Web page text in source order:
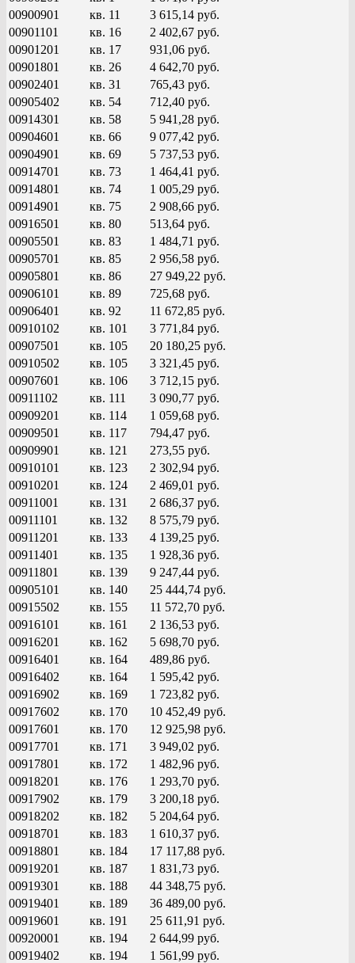
00900901
кв. 11
3 615,14 руб.
00901101
кв. 16
2 402,67 руб.
00901201
кв. 17
931,06 руб.
00901801
кв. 26
4 642,70 руб.
00902401
кв. 31
765,43 руб.
00905402
кв. 54
712,40 руб.
00914301
кв. 58
5 941,28 руб.
00904601
кв. 66
9 077,42 руб.
00904901
кв. 69
5 737,53 руб.
00914701
кв. 73
1 464,41 руб.
00914801
кв. 74
1 005,29 руб.
00914901
кв. 75
2 908,66 руб.
00916501
кв. 80
513,64 руб.
00905501
кв. 83
1 484,71 руб.
00905701
кв. 85
2 956,58 руб.
00905801
кв. 86
27 949,22 руб.
00906101
кв. 89
725,68 руб.
00906401
кв. 92
11 672,85 руб.
00910102
кв. 101
3 771,84 руб.
00907501
кв. 105
20 180,25 руб.
00910502
кв. 105
3 321,45 руб.
00907601
кв. 106
3 712,15 руб.
00911102
кв. 111
3 090,77 руб.
00909201
кв. 114
1 059,68 руб.
00909501
кв. 117
794,47 руб.
00909901
кв. 121
273,55 руб.
00910101
кв. 123
2 302,94 руб.
00910201
кв. 124
2 469,01 руб.
00911001
кв. 131
2 686,37 руб.
00911101
кв. 132
8 575,79 руб.
00911201
кв. 133
4 139,25 руб.
00911401
кв. 135
1 928,36 руб.
00911801
кв. 139
9 247,44 руб.
00905101
кв. 140
25 444,74 руб.
00915502
кв. 155
11 572,70 руб.
00916101
кв. 161
2 136,53 руб.
00916201
кв. 162
5 698,70 руб.
00916401
кв. 164
489,86 руб.
00916402
кв. 164
1 595,42 руб.
00916902
кв. 169
1 723,82 руб.
00917602
кв. 170
10 452,49 руб.
00917601
кв. 170
12 925,98 руб.
00917701
кв. 171
3 949,02 руб.
00917801
кв. 172
1 482,96 руб.
00918201
кв. 176
1 293,70 руб.
00917902
кв. 179
3 200,18 руб.
00918202
кв. 182
5 204,64 руб.
00918701
кв. 183
1 610,37 руб.
00918801
кв. 184
17 117,88 руб.
00919201
кв. 187
1 831,73 руб.
00919301
кв. 188
44 348,75 руб.
00919401
кв. 189
36 489,00 руб.
00919601
кв. 191
25 611,91 руб.
00920001
кв. 194
2 644,99 руб.
00919402
кв. 194
1 561,99 руб.